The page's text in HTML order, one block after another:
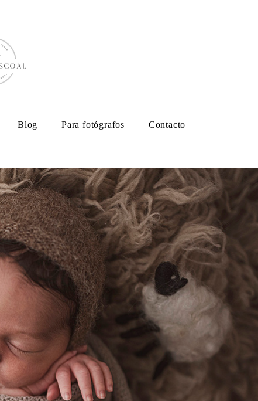
Blog Para fotógrafos Contacto